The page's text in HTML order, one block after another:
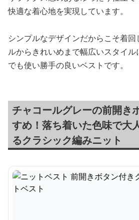
快適な着心地を実現しています。
シンプルなデザインだからこそ着
ルからきれいめまで幅広いスタイ
でも使い勝手の良いベストです。
チャコールグレーの前開き
すめ！落ち着いた色味で大
るクラシック編みニット